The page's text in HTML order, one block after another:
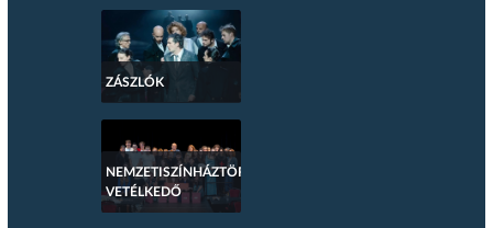
ZÁSZLÓK
NEMZETISZÍNHÁZTÖRTÉNETI
VETÉLKEDŐ